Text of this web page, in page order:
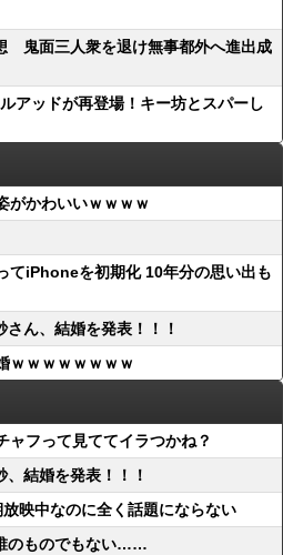
鬼面三人衆を退け無事都外へ進出成
アッドが再登場！キー坊とスパーし
がかわいいｗｗｗｗ
てiPhoneを初期化 10年分の思い出も
ん、結婚を発表！！！
ｗｗｗｗｗｗｗｗ
ャフって見ててイラつかね？
結婚を発表！！！
放映中なのに全く話題にならない
のものでもない……